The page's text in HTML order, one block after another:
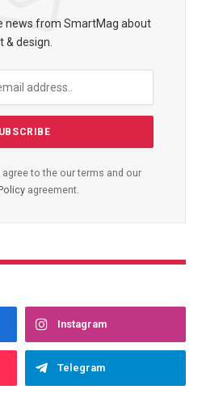
news from SmartMag about
& design.
agree to the our terms and our
agreement.
Instagram
Telegram